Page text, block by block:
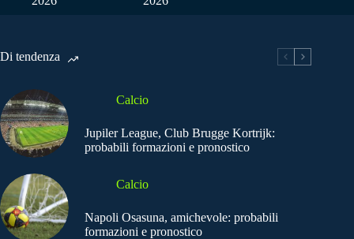
Di tendenza
Calcio
Jupiler League, Club Brugge Kortrijk:
probabili formazioni e pronostico
Calcio
Napoli Osasuna, amichevole: probabili
formazioni e pronostico